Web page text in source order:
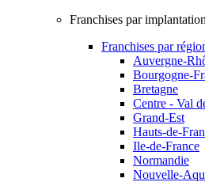
Franchises par implantation
Franchises par
Auvergne-
Bourgogne-
Bretagne
Centre - Val
Grand-Est
Hauts-de-
Ile-de-France
Normandie
Nouvelle-